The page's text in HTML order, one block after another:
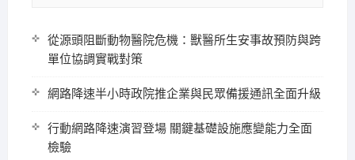
從源頭阻斷動物醫院危機：獸醫所生安事故預防與跨
單位協調實戰對策
網路降速半小時政院推企業與民眾備援通訊全面升級
行動網路降速演習登場 關鍵基礎設施應變能力全面
檢驗